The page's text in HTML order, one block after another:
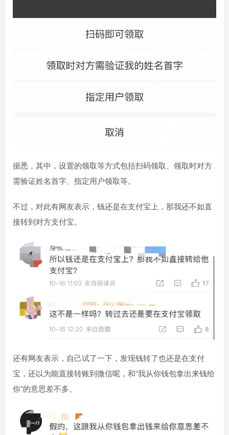
据悉，其中，设置的领取等方式包括扫码领取、领取时对方
需验证姓名首字、指定用户领取等。
不过，对此有网友表示，钱还是在支付宝上，那我还不如直
接转到对方支付宝。
还有网友表示，自己试了一下，发现钱转了也还是在支付
宝，还以为能直接转账到微信呢，和“我从你钱包拿出来钱给
你”的意思差不多。